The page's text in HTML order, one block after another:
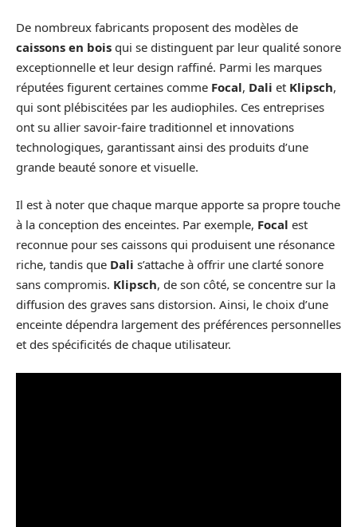
De nombreux fabricants proposent des modèles de
caissons en bois qui se distinguent par leur qualité sonore
exceptionnelle et leur design raffiné. Parmi les marques
réputées figurent certaines comme Focal, Dali et Klipsch,
qui sont plébiscitées par les audiophiles. Ces entreprises
ont su allier savoir-faire traditionnel et innovations
technologiques, garantissant ainsi des produits d’une
grande beauté sonore et visuelle.
Il est à noter que chaque marque apporte sa propre touche
à la conception des enceintes. Par exemple, Focal est
reconnue pour ses caissons qui produisent une résonance
riche, tandis que Dali s’attache à offrir une clarté sonore
sans compromis. Klipsch, de son côté, se concentre sur la
diffusion des graves sans distorsion. Ainsi, le choix d’une
enceinte dépendra largement des préférences personnelles
et des spécificités de chaque utilisateur.